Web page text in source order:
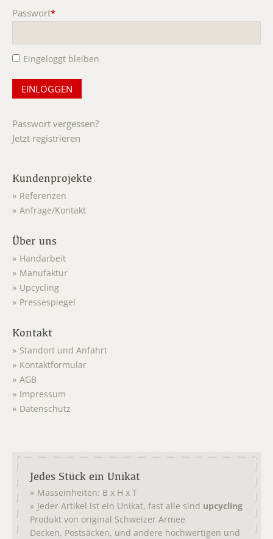
Passwort*
Eingeloggt bleiben
Passwort vergessen?
Jetzt registrieren
Kundenprojekte
Referenzen
Anfrage/Kontakt
Über uns
Handarbeit
Manufaktur
Upcycling
Pressespiegel
Kontakt
Standort und Anfahrt
Kontaktformular
AGB
Impressum
Datenschutz
Jedes Stück ein Unikat
Masseinheiten: B x H x T
Jeder Artikel ist ein Unikat, fast alle sind upcycling
Produkt von original Schweizer Armee
Decken, Postsäcken, und andere hochwertigen und